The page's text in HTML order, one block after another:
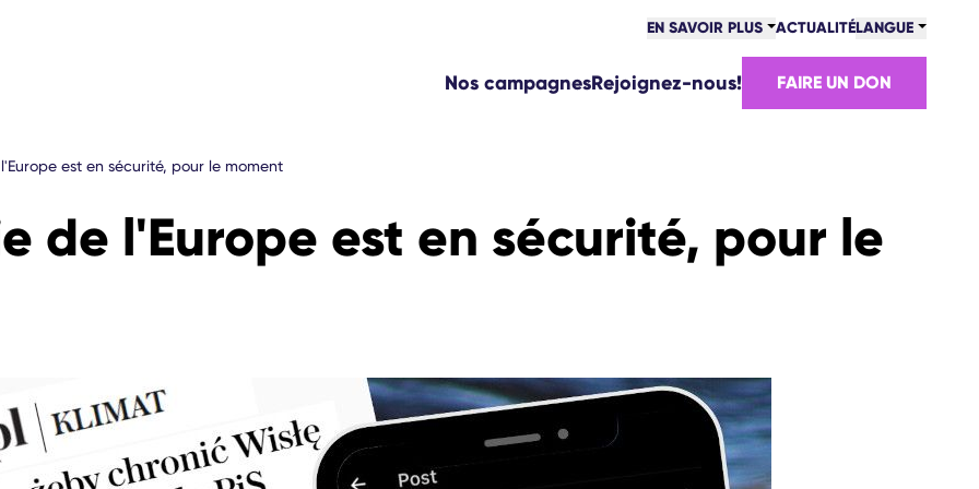
EN SAVOIR PLUS ACTUALITÉLANGUE
Nos campagnesRejoignez-nous! FAIRE UN DON
est en sécurité, pour le moment
de l'Europe est en sécurité, pour le